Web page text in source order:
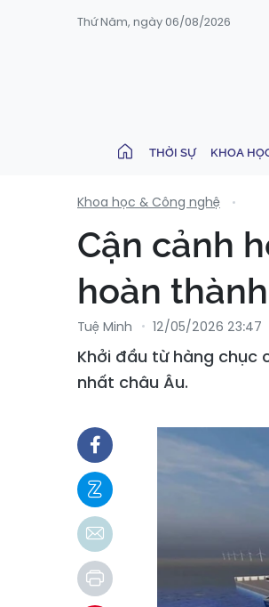
Thứ Năm, ngày 06/08/2026
THỜI SỰ KHOA
Khoa học & Công nghệ
Cận cảnh
hoàn thành
Tuệ Minh 12/05/2026 23:47
Khởi đầu từ hàng chục
nhất châu Âu.